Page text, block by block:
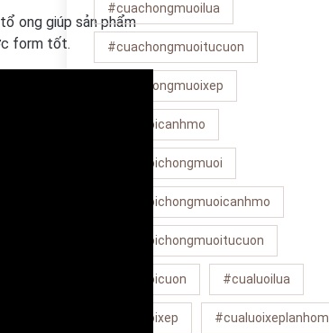
ong giúp sản phẩm
form tốt.
#cuachongmuoilua
#cuachongmuoitucuon
#cuachongmuoixep
#cualuoicanhmo
#cualuoichongmuoi
#cualuoichongmuoicanhmo
#cualuoichongmuoitucuon
#cualuoicuon #cualuoilua
#cualuoixep #cualuoixeplanhom